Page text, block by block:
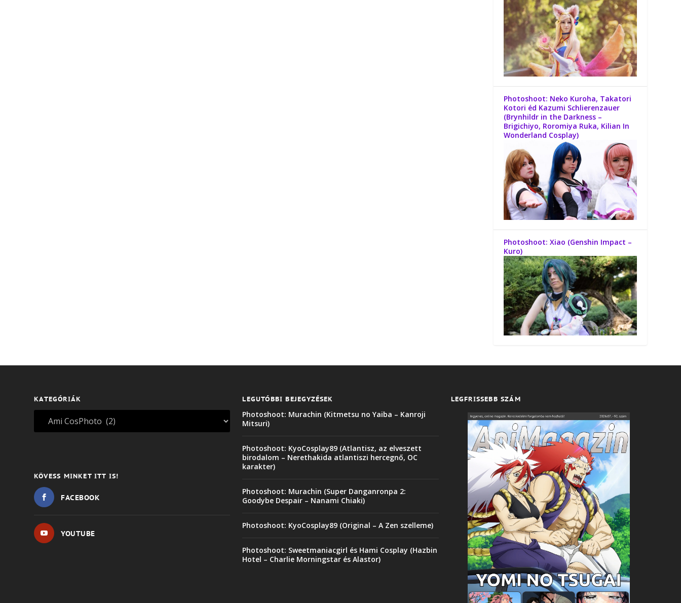
Photoshoot: Neko Kuroha, Takatori
Kotori éd Kazumi Schlierenzauer
(Brynhildr in the Darkness –
Brigichiyo, Roromiya Ruka, Kilian In
Wonderland Cosplay​)​
Photoshoot: Xiao (Genshin Impact –
Kuro)
KATEGÓRIÁK
KÖVESS MINKET ITT IS!
FACEBOOK
YOUTUBE
LEGUTÓBBI BEJEGYZÉSEK
Photoshoot: Murachin (Kitmetsu no Yaiba – Kanroji
Mitsuri)
Photoshoot: KyoCosplay89 (Atlantisz, az elveszett
birodalom – Nerethakida atlantiszi hercegnő, OC
karakter)
Photoshoot: Murachin (Super Danganronpa 2:
Goodybe Despair – Nanami Chiaki)
Photoshoot: KyoCosplay89 (Original – A Zen szelleme)
Photoshoot: Sweetmaniacgirl és Hami Cosplay (Hazbin
Hotel – Charlie Morningstar és Alastor)
LEGFRISSEBB SZÁM